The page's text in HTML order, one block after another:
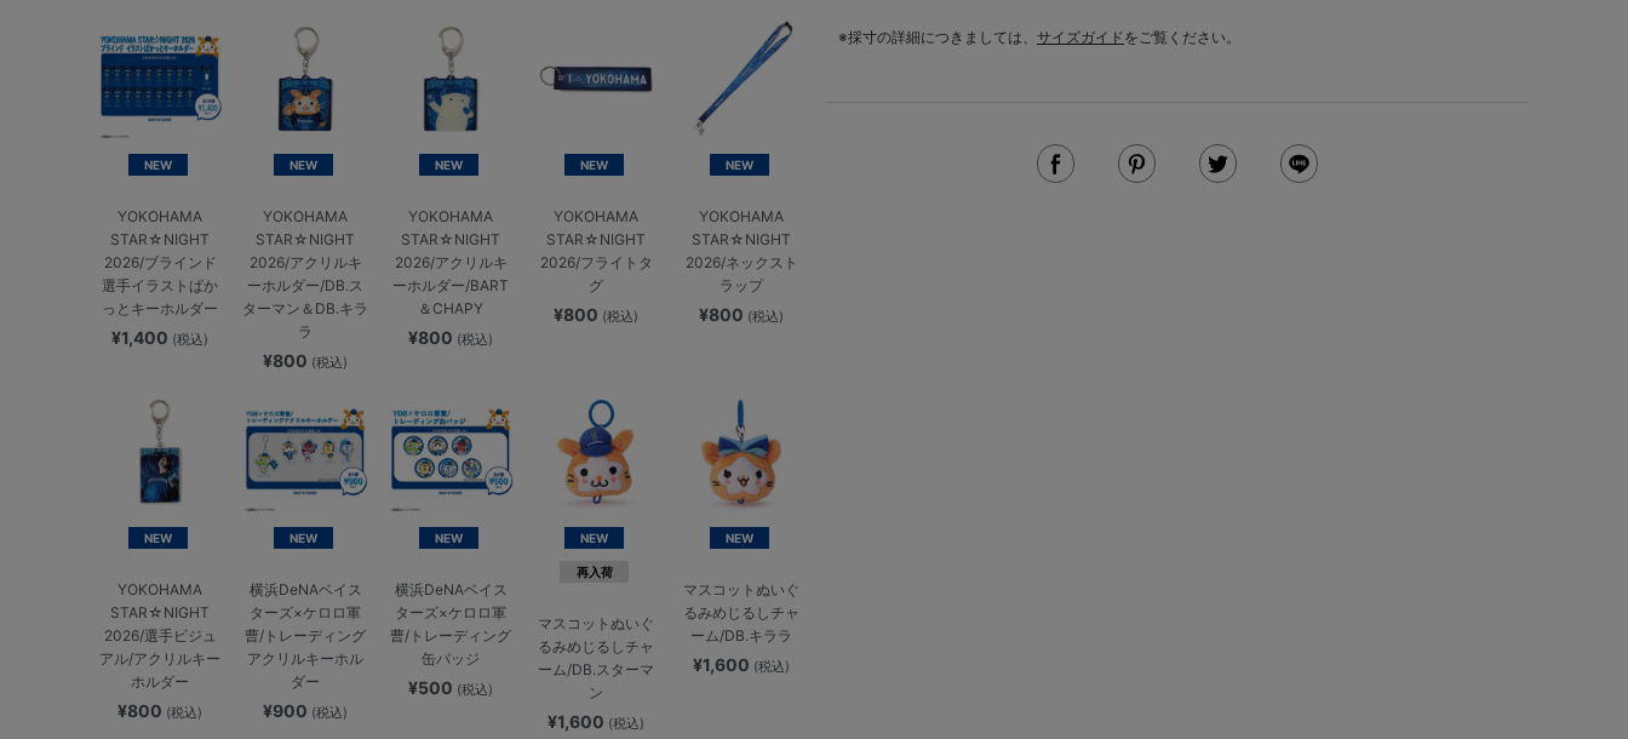
NEW
YOKOHAMA
STAR☆NIGHT
2026/ブラインド
選手イラストぱか
っとキーホルダー
¥1,400 (税込)
NEW
YOKOHAMA
STAR☆NIGHT
2026/アクリルキ
ーホルダー/DB.ス
ターマン＆DB.キラ
ラ
¥800 (税込)
NEW
YOKOHAMA
STAR☆NIGHT
2026/アクリルキ
ーホルダー/BART
＆CHAPY
¥800 (税込)
NEW
YOKOHAMA
STAR☆NIGHT
2026/フライトタ
グ
¥800 (税込)
NEW
YOKOHAMA
STAR☆NIGHT
2026/ネックスト
ラップ
¥800 (税込)
NEW
YOKOHAMA
STAR☆NIGHT
2026/選手ビジュ
アル/アクリルキー
ホルダー
¥800 (税込)
NEW
横浜DeNAベイス
ターズ×ケロロ軍
曹/トレーディング
アクリルキーホル
ダー
¥900 (税込)
NEW
横浜DeNAベイス
ターズ×ケロロ軍
曹/トレーディング
缶バッジ
¥500 (税込)
NEW
再入荷
マスコットぬいぐ
るみめじるしチャ
ーム/DB.スターマ
ン
¥1,600 (税込)
NEW
マスコットぬいぐ
るみめじるしチャ
ーム/DB.キララ
¥1,600 (税込)
※採寸の詳細につきましては、 サイズガイドをご覧ください。